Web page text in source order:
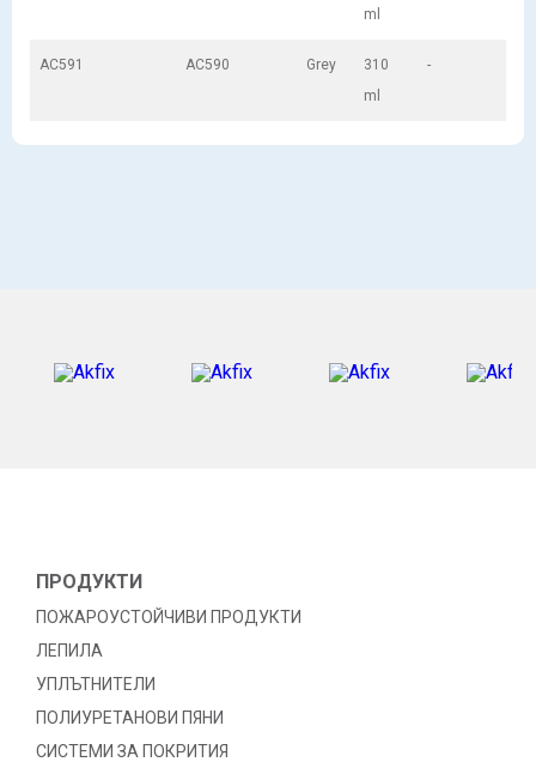
ml
AC591 AC590 Grey
310
ml
-
ПРОДУКТИ
ПОЖАРОУСТОЙЧИВИ ПРОДУКТИ
ЛЕПИЛА
УПЛЪТНИТЕЛИ
ПОЛИУРЕТАНОВИ ПЯНИ
СИСТЕМИ ЗА ПОКРИТИЯ